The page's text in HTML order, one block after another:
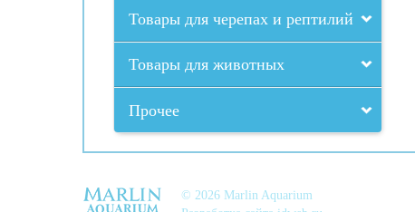
Товары для черепах и рептилий
Товары для животных
Прочее
© 2026 Marlin Aquarium